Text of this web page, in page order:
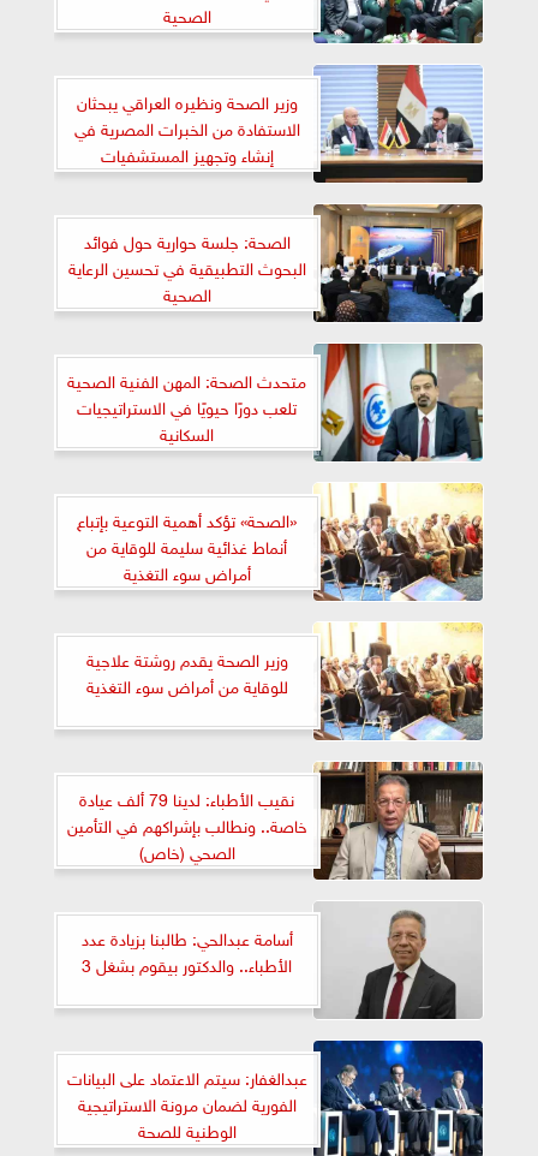
الصحية
وزير الصحة ونظيره العراقي يبحثان
الاستفادة من الخبرات المصرية في
إنشاء وتجهيز المستشفيات
الصحة: جلسة حوارية حول فوائد
البحوث التطبيقية في تحسين الرعاية
الصحية
متحدث الصحة: المهن الفنية الصحية
تلعب دورًا حيويًا في الاستراتيجيات
السكانية
«الصحة» تؤكد أهمية التوعية بإتباع
أنماط غذائية سليمة للوقاية من
أمراض سوء التغذية
وزير الصحة يقدم روشتة علاجية
للوقاية من أمراض سوء التغذية
نقيب الأطباء: لدينا 79 ألف عيادة
خاصة.. ونطالب بإشراكهم في التأمين
الصحي (خاص)
أسامة عبدالحي: طالبنا بزيادة عدد
الأطباء.. والدكتور بيقوم بشغل 3
عبدالغفار: سيتم الاعتماد على البيانات
الفورية لضمان مرونة الاستراتيجية
الوطنية للصحة